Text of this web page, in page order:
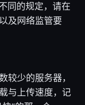
同的规定，请在
及网络监管要
较少的服务器，
与上传速度，记